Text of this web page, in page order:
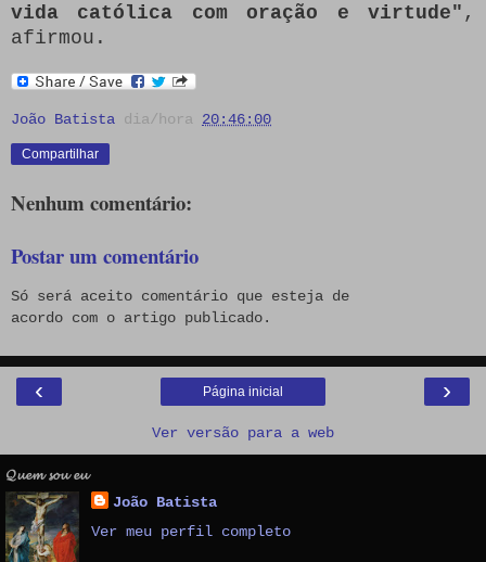
vida católica com oração e virtude" ,
afirmou.
João Batista dia/hora 20:46:00
Compartilhar
Nenhum comentário:
Postar um comentário
Só será aceito comentário que esteja de
acordo com o artigo publicado.
‹ ›
Página inicial
Ver versão para a web
𝓠𝓾𝓮𝓶 𝓼𝓸𝓾 𝓮𝓾
João Batista
Ver meu perfil completo